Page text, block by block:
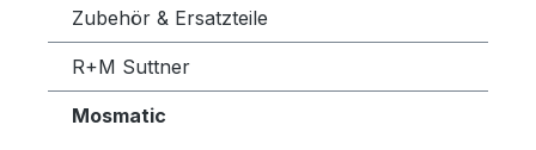
Zubehör & Ersatzteile
R+M Suttner
Mosmatic